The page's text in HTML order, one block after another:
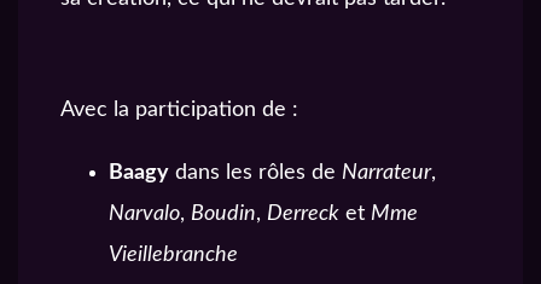
Avec la participation de :
Baagy dans les rôles de Narrateur,
Narvalo, Boudin, Derreck et Mme
Vieillebranche